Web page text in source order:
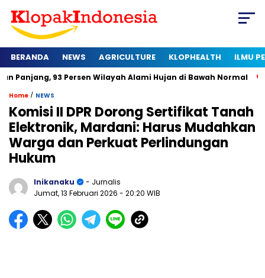
BERANDA NEWS AGRICULTURE KLOPHEALTH ILMU
Persen Wilayah Alami Hujan di Bawah Normal Kapan
Home / NEWS
Komisi II DPR Dorong Sertifikat Tanah
Elektronik, Mardani: Harus Mudahkan
Warga dan Perkuat Perlindungan
Hukum
Inikanaku
- Jurnalis
Jumat, 13 Februari 2026 - 20:20 WIB